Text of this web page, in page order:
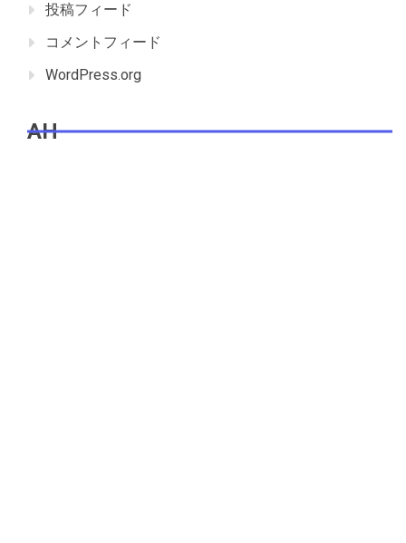
投稿フィード
コメントフィード
WordPress.org
AH